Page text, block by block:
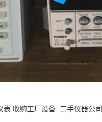
表 收购工厂设备 二手仪器公司